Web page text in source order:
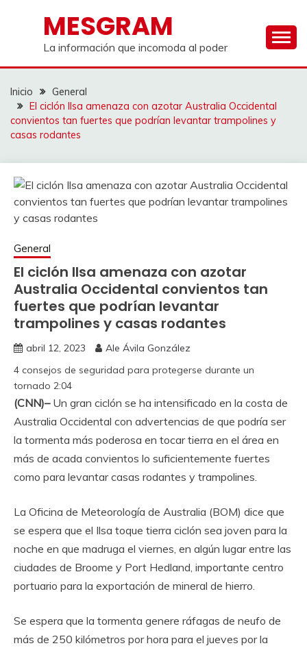
contenidoMESGRAM
La información que incomoda al poder
Inicio
General
El ciclón Ilsa amenaza con azotar Australia Occidental
convientos tan fuertes que podrían levantar trampolines y
casas rodantes
General
El ciclón Ilsa amenaza con azotar
Australia Occidental convientos tan
fuertes que podrían levantar
trampolines y casas rodantes
abril 12, 2023
Ale Ávila González
4 consejos de seguridad para protegerse durante un
tornado 2:04
(CNN)–Un gran ciclón se ha intensificado en la costa de
Australia Occidental con advertencias de que podría ser
la tormenta más poderosa en tocar tierra en el área en
más de acada convientos lo suficientemente fuertes
como para levantar casas rodantes y trampolines.
La Oficina de Meteorología de Australia (BOM) dice que
se espera que el Ilsa toque tierra ciclón sea joven para la
noche en que madruga el viernes, en algún lugar entre las
ciudades de Broome y Port Hedland, importante centro
portuario para la exportación de mineral de hierro.
Se espera que la tormenta genere ráfagas de neufo de
más de 250 kilómetros por hora para el jueves por la